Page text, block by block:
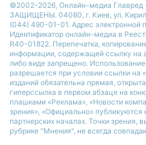
©2002-2026, Онлайн-медиа Главред
ЗАЩИЩЕНЫ. 04080, г. Киев, ул.
(044) 490-01-01. Адрес электронной
Идентификатор онлайн-медиа в
R40-01822. Перепечатка,
информации, содержащей ссылку на
либо виде запрещено.
разрешается при условии ссылки на
изданий обязательна прямая,
гиперссылка в первом абзаце на
плашками «Реклама», «Новости
зрения», «Официально» публикуются
партнерских началах. Точки зрения,
рубрике "Мнения", не всегда